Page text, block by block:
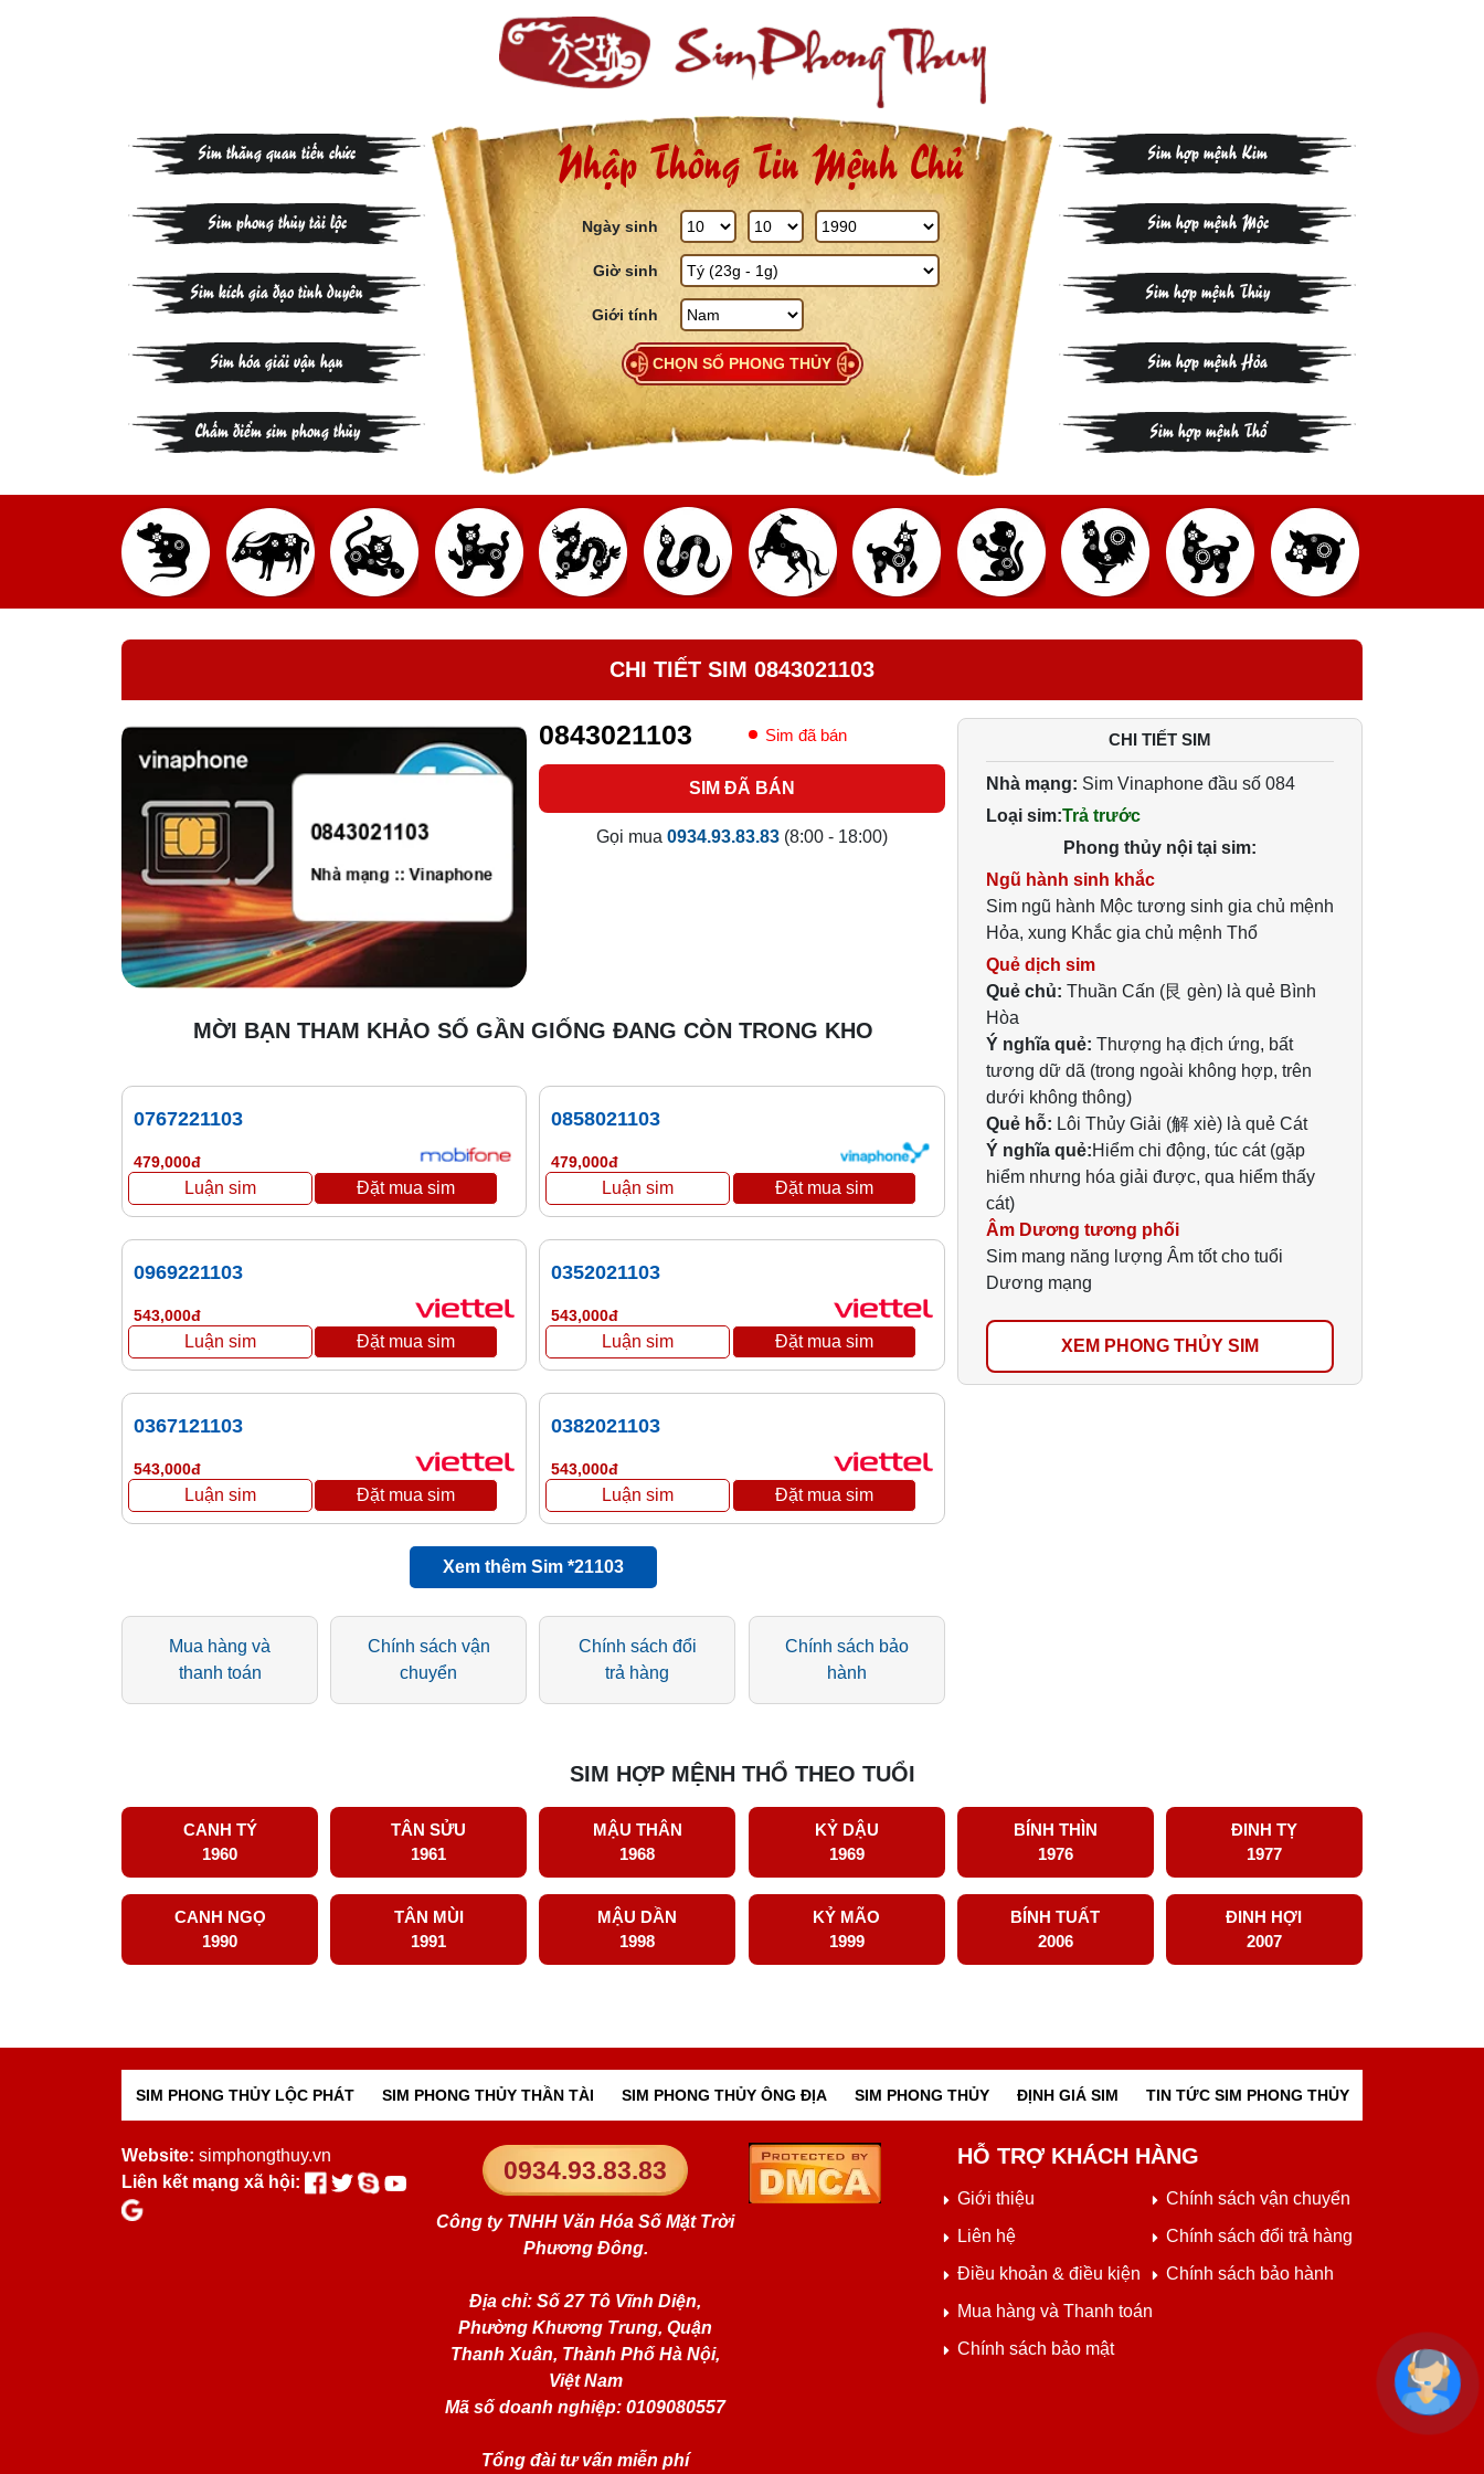
Sim thăng quan tiến chức
Sim phong thủy tài lộc
Sim kích gia đạo tình duyên
Sim hóa giải vận hạn
Chấm điểm sim phong thủy
Nhập Thông Tin Mệnh Chủ
Ngày sinh
Giờ sinh
Giới tính
CHỌN SỐ PHONG THỦY
Sim hợp mệnh Kim
Sim hợp mệnh Mộc
Sim hợp mệnh Thủy
Sim hợp mệnh Hỏa
Sim hợp mệnh Thổ
CHI TIẾT SIM 0843021103
0843021103 Sim đã bán
SIM ĐÃ BÁN
Gọi mua 0934.93.83.83(8:00 - 18:00)
MỜI BẠN THAM KHẢO SỐ GẦN GIỐNG ĐANG CÒN TRONG KHO
0767221103
479,000đ
0858021103
479,000đ
0969221103
543,000đ
0352021103
543,000đ
0367121103
543,000đ
0382021103
543,000đ
Xem thêm Sim *21103
Mua hàng và
thanh toán
Chính sách vận
chuyển
Chính sách đổi
trả hàng
Chính sách bảo
hành
CHI TIẾT SIM
Nhà mạng: Sim Vinaphone đầu số 084
Loại sim:Trả trước
Phong thủy nội tại sim:
Ngũ hành sinh khắc
Sim ngũ hành Mộc tương sinh gia chủ mệnh
Hỏa, xung Khắc gia chủ mệnh Thổ
Quẻ dịch sim
Quẻ chủ: Thuần Cấn (艮 gèn) là quẻ Bình
Hòa
Ý nghĩa quẻ: Thượng hạ địch ứng, bất
tương dữ dã (trong ngoài không hợp, trên
dưới không thông)
Quẻ hỗ: Lôi Thủy Giải (解 xiè) là quẻ Cát
Ý nghĩa quẻ:Hiểm chi động, túc cát (gặp
hiểm nhưng hóa giải được, qua hiểm thấy
cát)
Âm Dương tương phối
Sim mang năng lượng Âm tốt cho tuổi
Dương mạng
XEM PHONG THỦY SIM
SIM HỢP MỆNH THỔ THEO TUỔI
CANH TÝ
1960
TÂN SỬU
1961
MẬU THÂN
1968
KỶ DẬU
1969
BÍNH THÌN
1976
ĐINH TỴ
1977
CANH NGỌ
1990
TÂN MÙI
1991
MẬU DẦN
1998
KỶ MÃO
1999
BÍNH TUẤT
2006
ĐINH HỢI
2007
SIM PHONG THỦY LỘC PHÁT SIM PHONG THỦY THẦN TÀI SIM PHONG THỦY ÔNG ĐỊA SIM PHONG THỦY ĐỊNH GIÁ SIM TIN TỨC SIM PHONG THỦY
Website: simphongthuy.vn
Liên kết mạng xã hội:
0934.93.83.83
Công ty TNHH Văn Hóa Số Mặt Trời
Phương Đông.
Địa chỉ: Số 27 Tô Vĩnh Diện,
Phường Khương Trung, Quận
Thanh Xuân, Thành Phố Hà Nội,
Việt Nam
Mã số doanh nghiệp: 0109080557
Tổng đài tư vấn miễn phí
HỖ TRỢ KHÁCH HÀNG
Giới thiệu
Liên hệ
Điều khoản & điều kiện
Mua hàng và Thanh toán
Chính sách bảo mật
Chính sách vận chuyển
Chính sách đổi trả hàng
Chính sách bảo hành